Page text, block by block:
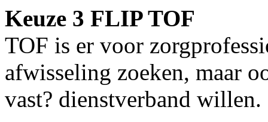
Keuze 3 FLIP TOF
TOF is er voor
afwisseling zoeken, maar
vast? dienstverband willen.